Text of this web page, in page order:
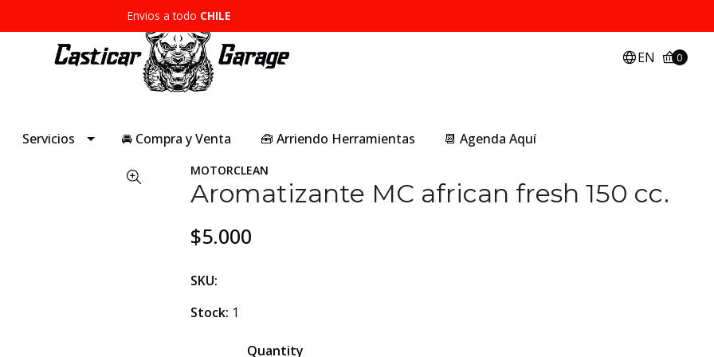
Envios a todo CHILE
EN 0
Servicios 🚘 Compra y Venta 🧰 Arriendo Herramientas 📆 Agenda Aquí
MOTORCLEAN
Aromatizante MC african fresh 150 cc.
$5.000
SKU:
Stock: 1
Quantity